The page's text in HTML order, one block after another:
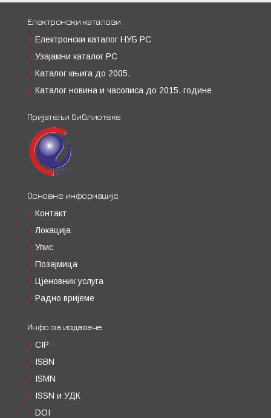
Електронски каталози
Електронски каталог НУБ РС
Узајамни каталог РС
Каталог књига до 2005.
Каталог новина и часописа до 2015. године
Пријатељи библиотеке
Основне информације
Контакт
Локација
Упис
Позајмица
Цјеновник услуга
Радно вријеме
Инфо за издаваче
CIP
ISBN
ISMN
ISSN и УДК
DOI